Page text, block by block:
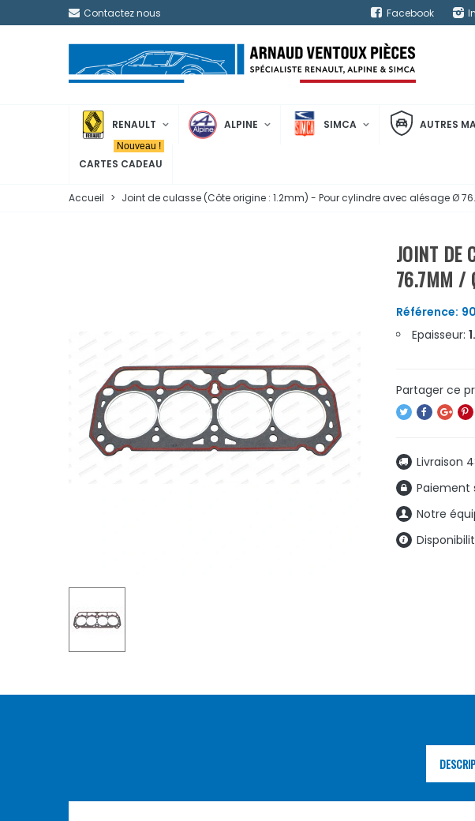
Contactez nous Facebook
RENAULT ALPINE SIMCA AUTRES
CARTES CADEAU
Nouveau !
Accueil > Joint de culasse (Côte origine : 1.2mm) - Pour cylindre avec alésage Ø
JOINT DE
76.7MM /
Référence:
Epaisseur:
Livraison
Paiement
Notre